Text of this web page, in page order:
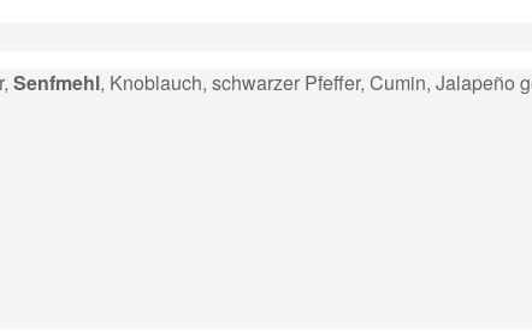
Senfmehl, Knoblauch, schwarzer Pfeffer, Cumin, Jalapeño